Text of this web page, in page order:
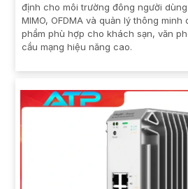
định cho môi trường đông người
MIMO, OFDMA và quản lý thông minh
phẩm phù hợp cho khách sạn, văn
cầu mạng hiệu năng cao.